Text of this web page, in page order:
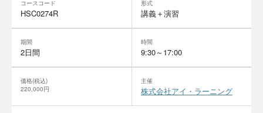
コースコード
HSC0274R
形式
講義＋演習
期間
2日間
時間
9:30～17:00
価格(税込)
220,000円
主催
株式会社アイ・ラーニング